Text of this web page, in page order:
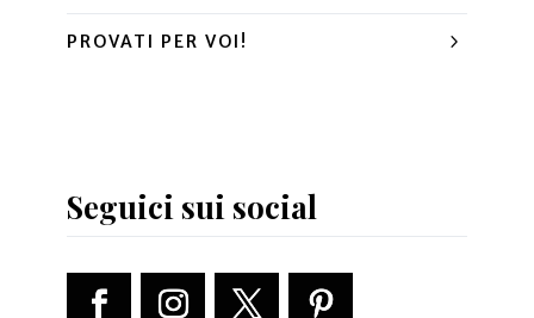
PROVATI PER VOI!
Seguici sui social